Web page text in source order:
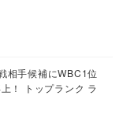
相手候補にWBC1位
！ トップランク ラ